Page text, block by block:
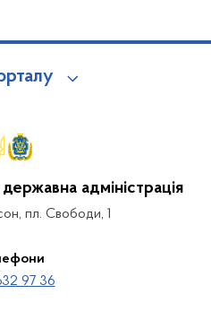
адміністрація
пл. Свободи, 1
97 36